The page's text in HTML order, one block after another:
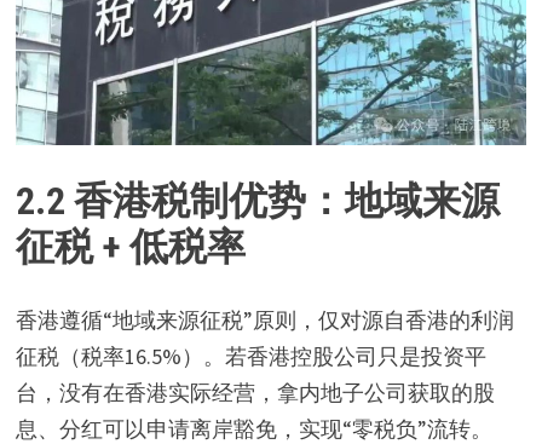
2.2 香港税制优势：地域来源
征税 + 低税率
香港遵循“地域来源征税”原则，仅对源自香港的利润
征税（税率16.5%）。若香港控股公司只是投资平
台，没有在香港实际经营，拿内地子公司获取的股
息、分红可以申请离岸豁免，实现“零税负”流转。